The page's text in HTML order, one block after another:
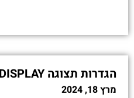
הגדרות תצוגה DISPLAY
מרץ 18, 2024